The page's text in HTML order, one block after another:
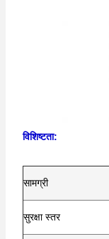
विशिष्टता:
सामग्री
सुरक्षा स्तर